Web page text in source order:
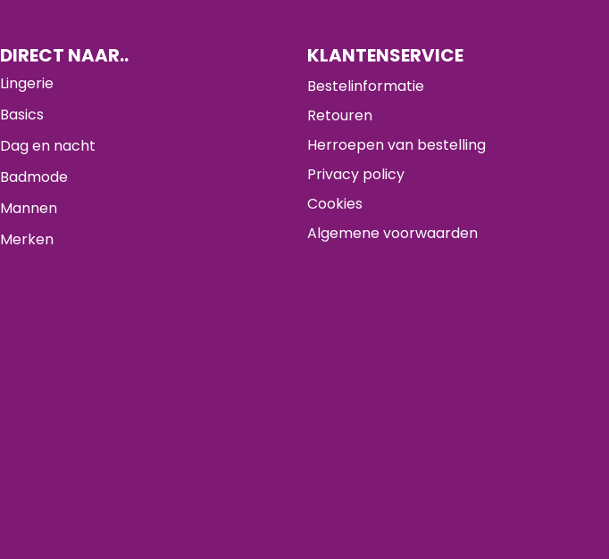
DIRECT NAAR..
Lingerie
Basics
Dag en nacht
Badmode
Mannen
Merken
KLANTENSERVICE
Bestelinformatie
Retouren
Herroepen van bestelling
Privacy policy
Cookies
Algemene voorwaarden